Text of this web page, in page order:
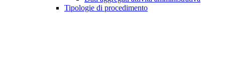
Tipologie di procedimento